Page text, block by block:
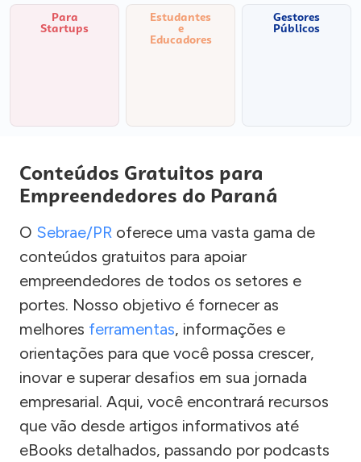
Para
Startups
Estudantes
e
Educadores
Gestores
Públicos
Conteúdos Gratuitos para
Empreendedores do Paraná
O Sebrae/PR oferece uma vasta gama de
conteúdos gratuitos para apoiar
empreendedores de todos os setores e
portes. Nosso objetivo é fornecer as
melhores ferramentas, informações e
orientações para que você possa crescer,
inovar e superar desafios em sua jornada
empresarial. Aqui, você encontrará recursos
que vão desde artigos informativos até
eBooks detalhados, passando por podcasts